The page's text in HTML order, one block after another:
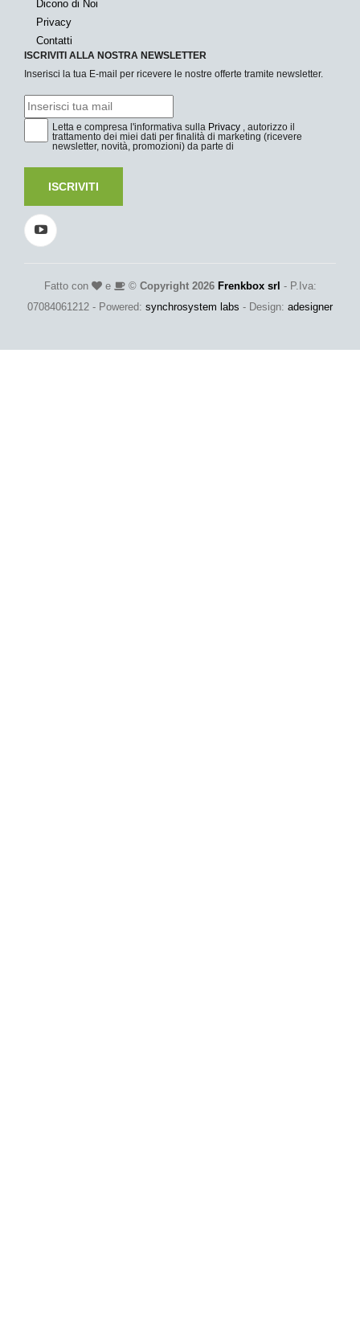
Dicono di Noi
Privacy
Contatti
ISCRIVITI ALLA NOSTRA NEWSLETTER
Inserisci la tua E-mail per ricevere le nostre offerte tramite newsletter.
Letta e compresa l'informativa sulla Privacy , autorizzo il
trattamento dei miei dati per finalità di marketing (ricevere
newsletter, novità, promozioni) da parte di
ISCRIVITI
Fatto con e © Copyright 2026 Frenkbox srl - P.Iva:
07084061212 - Powered: synchrosystem labs - Design: adesigner